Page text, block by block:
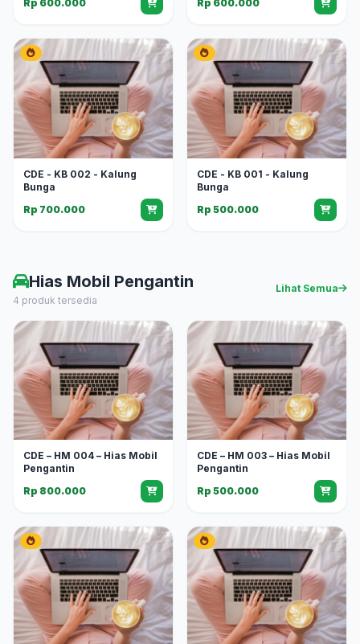
Rp 600.000 Rp 600.000
CDE - KB 002 - Kalung
Bunga
Rp 700.000
CDE - KB 001 - Kalung
Bunga
Rp 500.000
Hias Mobil Pengantin
4 produk tersedia
Lihat Semua
CDE – HM 004 – Hias Mobil
Pengantin
Rp 800.000
CDE – HM 003 – Hias Mobil
Pengantin
Rp 500.000